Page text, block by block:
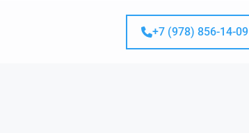
+7 (978) 856-14-09